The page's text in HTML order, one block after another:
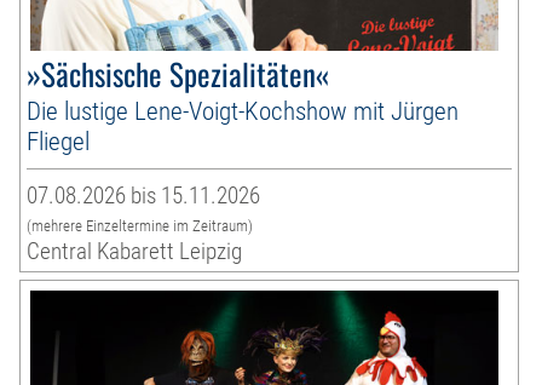
»Sächsische Spezialitäten«
Die lustige Lene-Voigt-Kochshow mit Jürgen
Fliegel
07.08.2026 bis 15.11.2026
(mehrere Einzeltermine im Zeitraum)
Central Kabarett Leipzig